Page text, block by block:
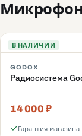
В НАЛИЧИИ
GODOX
Радиосистема
14 000 ₽
Гарантия магазина